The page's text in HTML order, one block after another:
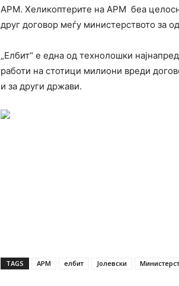
АРМ. Хеликоптерите на АРМ беа
друг договор меѓу министерството за
„Елбит“ е една од технолошки
работи на стотици милиони вреди
и за други држави.
TAGS АРМ елбит Јолевски